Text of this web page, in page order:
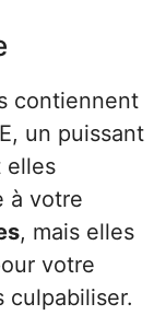
contiennent
un puissant
elles
à votre
, mais elles
votre
culpabiliser.